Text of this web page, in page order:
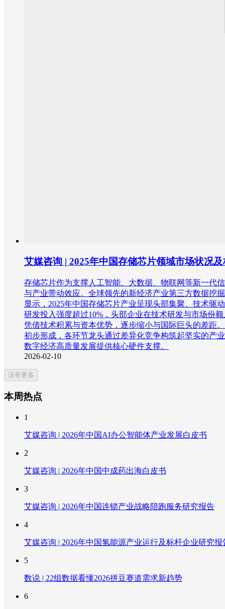
艾媒咨询 | 2025年中国存储芯片领域市场状况
存储芯片作为支撑人工智能、大数据、物联网等新一代
与产业带动效应。全球领先的新经济产业第三方数据挖
显示，2025年中国存储芯片产业呈现头部集聚、技术驱
研发投入强度超过10%，头部企业在技术研发与市场份
凭借技术积累与资本优势，逐步缩小与国际巨头的差距
初步形成，各环节龙头通过差异化竞争构筑起坚实的产
数字经济高质量发展提供核心硬件支撑。
2026-02-10
没有更多
本周热点
1
艾媒咨询 | 2026年中国AI办公智能体产业发展白皮书
2
艾媒咨询 | 2026年中国中成药出海白皮书
3
艾媒咨询 | 2026年中国连锁产业战略陪跑服务研究报告
4
艾媒咨询 | 2026年中国氢能源产业运行及标杆企业研究报
5
数说 | 22组数据看懂2026拼豆赛道需求新趋势
6